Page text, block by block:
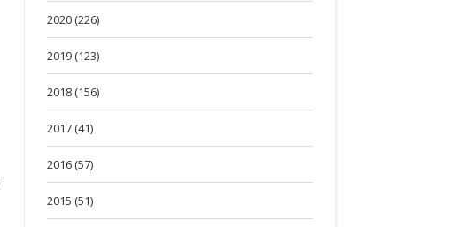
2020 (226)
2019 (123)
2018 (156)
2017 (41)
2016 (57)
2015 (51)